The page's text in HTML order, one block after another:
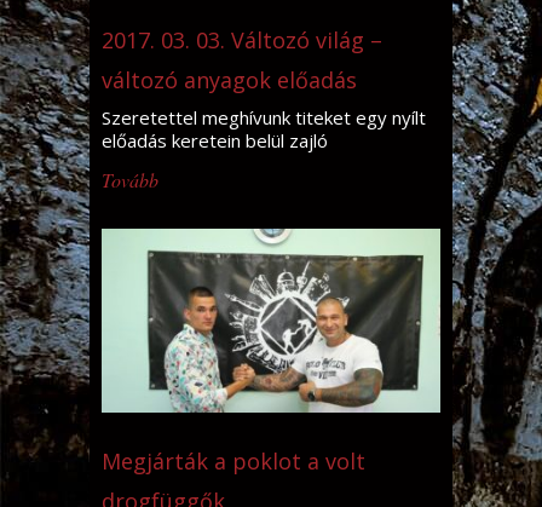
2017. 03. 03. Változó világ –
változó anyagok előadás
Szeretettel meghívunk titeket egy nyílt
előadás keretein belül zajló
Tovább
Megjárták a poklot a volt
drogfüggők